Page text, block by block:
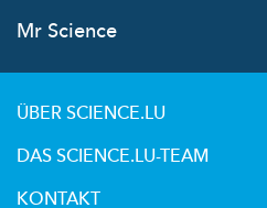
Mr Science
ÜBER SCIENCE.LU
DAS SCIENCE.LU-TEAM
KONTAKT